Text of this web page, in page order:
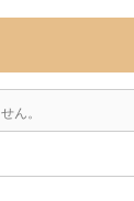
ん。